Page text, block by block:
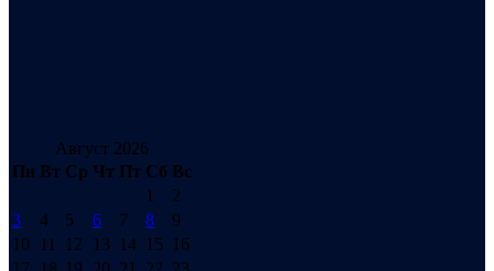
Август 2026
Пн Вт Ср Чт Пт Сб Вс
1
2
3
4 5 6 7 8
9
10
11 12 13 14 15
16